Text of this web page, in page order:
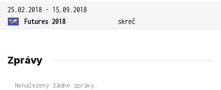
25.02.2018 - 15.09.2018
Futures 2018
skreč
Zprávy
Nenalezeny žádné zprávy.